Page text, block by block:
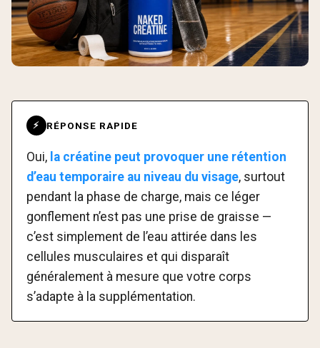
⚡ RÉPONSE RAPIDE
Oui, la créatine peut provoquer une rétention
d’eau temporaire au niveau du visage, surtout
pendant la phase de charge, mais ce léger
gonflement n’est pas une prise de graisse —
c’est simplement de l’eau attirée dans les
cellules musculaires et qui disparaît
généralement à mesure que votre corps
s’adapte à la supplémentation.